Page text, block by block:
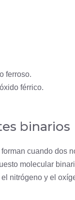
ferroso.
férrico.
binarios
cuando dos
molecular
nitrógeno y el